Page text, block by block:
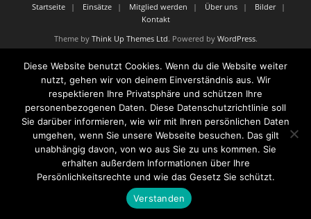
Startseite Einsätze Mitglied werden Über uns
Bilder
Kontakt
Theme by Think Up Themes Ltd. Powered by WordPress.
Diese Website benutzt Cookies. Wenn du die Website weiter
nutzt, gehen wir von deinem Einverständnis aus. Wir
respektieren Ihre Privatsphäre und schützen Ihre
personenbezogenen Daten. Diese Datenschutzrichtlinie soll
Sie darüber informieren, wie wir mit Ihren persönlichen Daten
umgehen, wenn Sie unsere Webseite besuchen. Das gilt
unabhängig davon, von wo aus Sie zu uns kommen. Sie
erhalten außerdem Informationen über Ihre
Persönlichkeitsrechte und wie das Gesetz Sie schützt.
Verstanden